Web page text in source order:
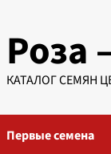
содержимому
Роза
КАТАЛОГ СЕМЯН
Первые семена